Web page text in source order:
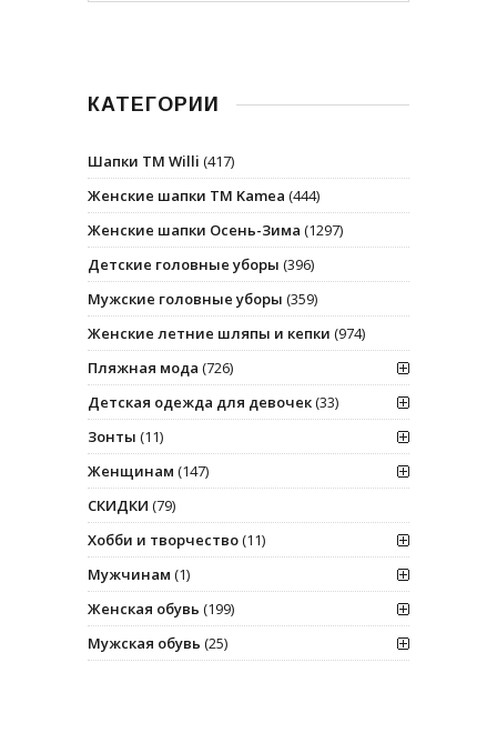
КАТЕГОРИИ
Шапки ТМ Willi (417)
Женские шапки ТМ Kamea (444)
Женские шапки Осень-Зима (1297)
Детские головные уборы (396)
Мужские головные уборы (359)
Женские летние шляпы и кепки (974)
Пляжная мода (726)
Детская одежда для девочек(33)
Зонты (11)
Женщинам (147)
СКИДКИ (79)
Хобби и творчество(11)
Мужчинам (1)
Женская обувь (199)
Мужская обувь (25)